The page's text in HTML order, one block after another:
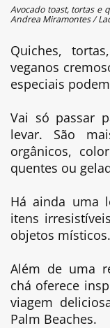
Avocado toast, tortas e
Andrea Miramontes /
Quiches,
veganos
especiais
Vai só passar
levar. São
orgânicos,
quentes ou
Há ainda uma
itens
objetos místicos.
Além de uma
chá oferece
viagem
Palm Beaches.